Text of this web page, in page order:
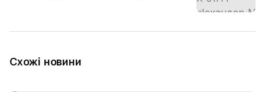
Схожі новини